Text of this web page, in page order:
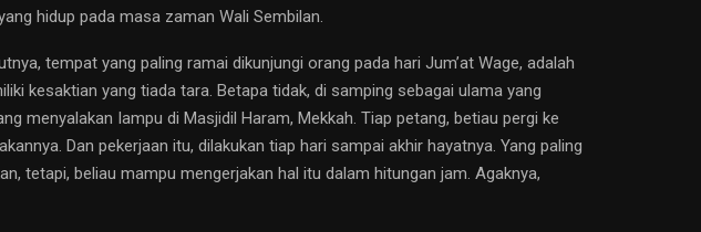
hidup pada masa zaman Wali Sembilan.
tempat yang paling ramai dikunjungi orang pada hari Jum’at Wage, adalah
kesaktian yang tiada tara. Betapa tidak, di samping sebagai ulama yang
menyalakan Iampu di Masjidil Haram, Mekkah. Tiap petang, betiau pergi ke
Dan pekerjaan itu, dilakukan tiap hari sampai akhir hayatnya. Yang paling
tetapi, beliau mampu mengerjakan hal itu dalam hitungan jam. Agaknya,